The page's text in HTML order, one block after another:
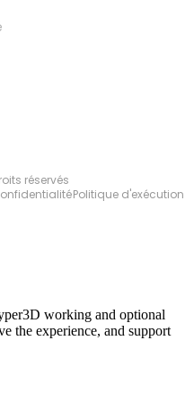
réservés
Politique d'exécution
working and optional
the experience, and support